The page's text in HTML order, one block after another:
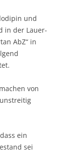
und
in der Lauer-
AbZ“ in
von
ein
sei